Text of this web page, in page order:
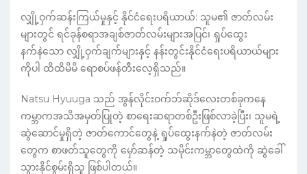
လျှို့ဝှက်ဆန်းကြယ်မှုနှင့် နိုင်ငံရေးပရိယာယ်: သူမ၏ ဇာတ်လမ်း
များတွင် ရင်ခုန်စရာအချစ်ဇာတ်လမ်းများအပြင်၊ ရှုပ်ထွေး
နက်နဲသော လျှို့ဝှက်ချက်များနှင့် နန်းတွင်းနိုင်ငံရေးပရိယာယ်များ
ကိုပါ ထိထိမိမိ ရောစပ်ဖန်တီးလေ့ရှိသည်။
Natsu Hyuuga သည် အွန်လိုင်းဝက်ဘ်ဆိုဒ်လေးတစ်ခုကနေ
ကမ္ဘာကအသိအမှတ်ပြုတဲ့ စာရေးဆရာတစ်ဦးဖြစ်လာခဲ့ပြီး၊ သူမရဲ့
ဆွဲဆောင်မှုရှိတဲ့ ဇာတ်ကောင်တွေနဲ့ ရှုပ်ထွေးနက်နဲတဲ့ ဇာတ်လမ်း
တွေက စာဖတ်သူတွေကို မှော်ဆန်တဲ့ သမိုင်းကမ္ဘာတွေထဲကို ဆွဲခေါ်
သွားနိုင်စွမ်းရှိသူ ဖြစ်ပါတယ်။